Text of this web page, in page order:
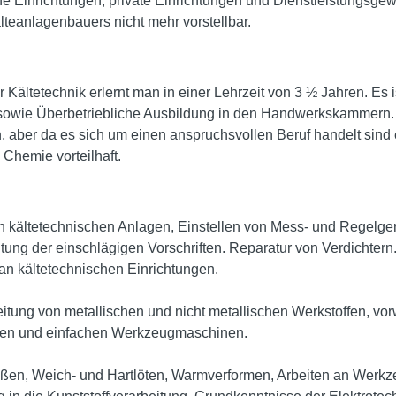
nicht mehr vorstellbar.
Kältetechnik erlernt man in einer Lehrzeit von 3 ½ Jahren. Es
Überbetriebliche Ausbildung in den
aber da es sich um einen anspruchsvollen Beruf handelt
vorteilhaft.
kältetechnischen Anlagen, Einstellen von Mess- und
der einschlägigen Vorschriften. Reparatur von
kältetechnischen Einrichtungen.
von metallischen und nicht metallischen Werkstoffen,
und einfachen Werkzeugmaschinen.
Weich- und Hartlöten, Warmverformen, Arbeiten an